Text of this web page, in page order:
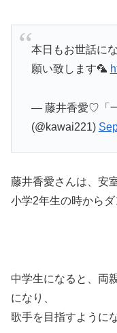
本日もお世話に
願い致します🦜
— 藤井香愛♡「
(@kawai221)
藤井香愛さんは、安
小学2年生の時からダ
中学生になると、両
になり、
歌手を目指すように